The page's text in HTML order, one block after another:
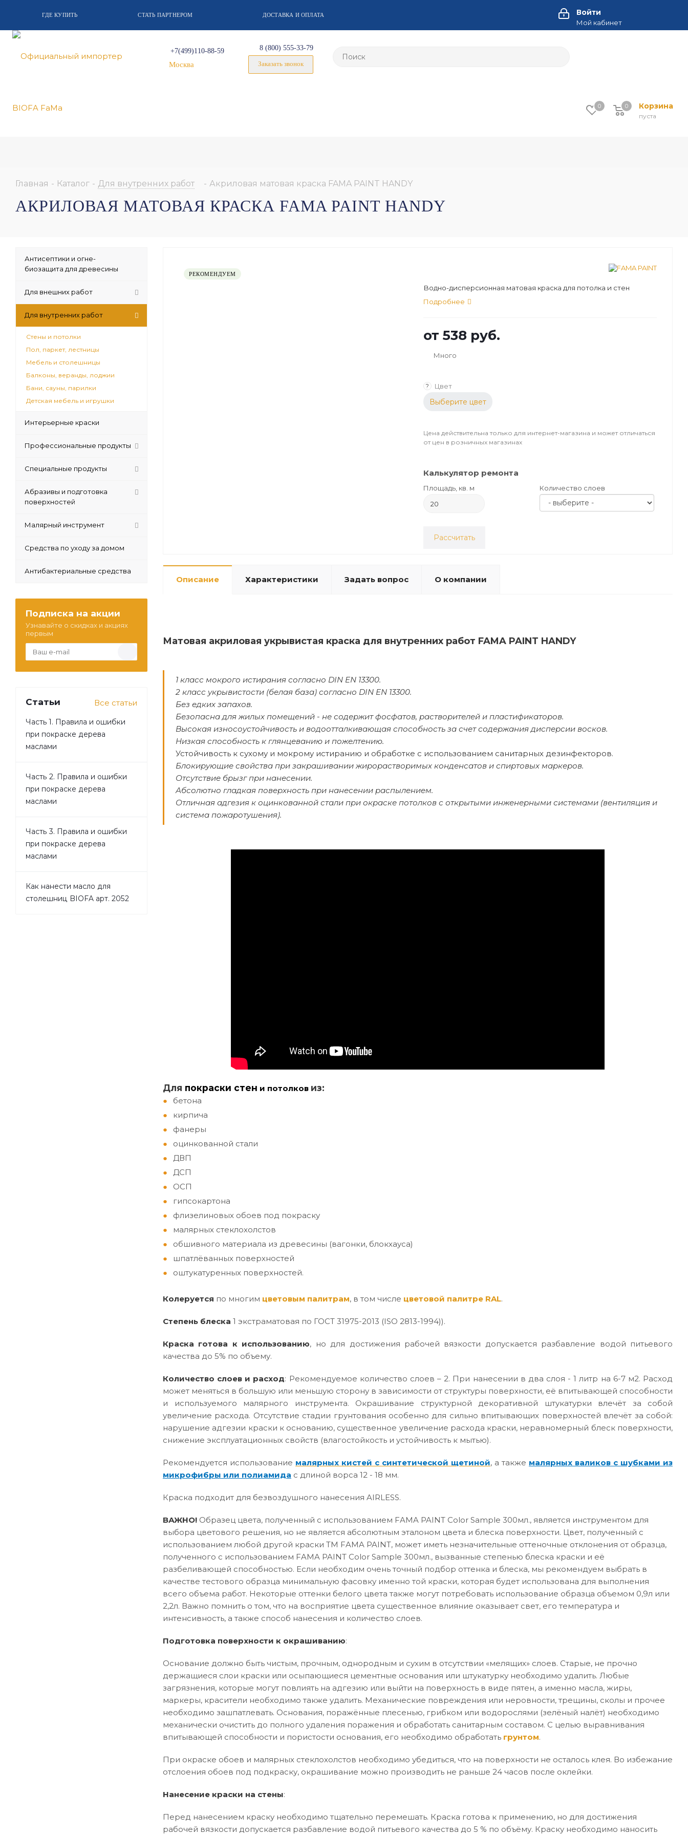
ГДЕ КУПИТЬ СТАТЬ ПАРТНЕРОМ ДОСТАВКА И ОПЛАТА Войти
Мой кабинет
+7(499)110-88-59
Москва
8 (800) 555-33-79
Заказать звонок
0 Корзина
пуста
0
Главная - Каталог - Для внутренних работ - Акриловая матовая краска FAMA PAINT HANDY
АКРИЛОВАЯ МАТОВАЯ КРАСКА FAMA PAINT HANDY
РЕКОМЕНДУЕМ
Водно-дисперсионная матовая краска для потолка и стен
Подробнее
от 538 руб.
Много
? Цвет
Выберите цвет
Цена действительна только для интернет-магазина и может отличаться
от цен в розничных магазинах
Калькулятор ремонта
Площадь, кв. м Количество слоев
Рассчитать
Описание Характеристики Задать вопрос О компании
Матовая акриловая укрывистая краска для внутренних работ FAMA PAINT HANDY
1 класс мокрого истирания согласно DIN EN 13300.
2 класс укрывистости (белая база) согласно DIN EN 13300.
Без едких запахов.
Безопасна для жилых помещений - не содержит фосфатов, растворителей и пластификаторов.
Высокая износоустойчивость и водоотталкивающая способность за счет содержания дисперсии восков.
Низкая способность к глянцеванию и пожелтению.
Устойчивость к сухому и мокрому истиранию и обработке с использованием санитарных дезинфекторов.
Блокирующие свойства при закрашивании жирорастворимых конденсатов и спиртовых маркеров.
Отсутствие брызг при нанесении.
Абсолютно гладкая поверхность при нанесении распылением.
Отличная адгезия к оцинкованной стали при окраске потолков с открытыми инженерными системами (вентиляция и
система пожаротушения).
Для покраски стен и потолков из:
бетона
кирпича
фанеры
оцинкованной стали
ДВП
ДСП
ОСП
гипсокартона
флизелиновых обоев под покраску
малярных стеклохолстов
обшивного материала из древесины (вагонки, блокхауса)
шпатлёванных поверхностей
оштукатуренных поверхностей.
Колеруется по многим цветовым палитрам, в том числе цветовой палитре RAL.
Степень блеска 1 экстраматовая по ГОСТ 31975-2013 (ISO 2813-1994)).
Краска готова к использованию, но для достижения рабочей вязкости допускается разбавление водой питьевого
качества до 5% по объему.
Количество слоев и расход: Рекомендуемое количество слоев – 2. При нанесении в два слоя - 1 литр на 6-7 м2. Расход
может меняться в большую или меньшую сторону в зависимости от структуры поверхности, её впитывающей способности
и используемого малярного инструмента. Окрашивание структурной декоративной штукатурки влечёт за собой
увеличение расхода. Отсутствие стадии грунтования особенно для сильно впитывающих поверхностей влечёт за собой:
нарушение адгезии краски к основанию, существенное увеличение расхода краски, неравномерный блеск поверхности,
снижение эксплуатационных свойств (влагостойкость и устойчивость к мытью).
Рекомендуется использование малярных кистей с синтетической щетиной, а также малярных валиков с шубками из
микрофибры или полиамида с длиной ворса 12 - 18 мм.
Краска подходит для безвоздушного нанесения AIRLESS.
ВАЖНО! Образец цвета, полученный с использованием FAMA PAINT Color Sample 300мл., является инструментом для
выбора цветового решения, но не является абсолютным эталоном цвета и блеска поверхности. Цвет, полученный с
использованием любой другой краски ТМ FAMA PAINT, может иметь незначительные оттеночные отклонения от образца,
полученного с использованием FAMA PAINT Color Sample 300мл., вызванные степенью блеска краски и её
разбеливающей способностью. Если необходим очень точный подбор оттенка и блеска, мы рекомендуем выбрать в
качестве тестового образца минимальную фасовку именно той краски, которая будет использована для выполнения
всего объема работ. Некоторые оттенки белого цвета также могут потребовать использование образца объемом 0,9л или
2,2л. Важно помнить о том, что на восприятие цвета существенное влияние оказывает свет, его температура и
интенсивность, а также способ нанесения и количество слоев.
Подготовка поверхности к окрашиванию:
Основание должно быть чистым, прочным, однородным и сухим в отсутствии «мелящих» слоев. Старые, не прочно
держащиеся слои краски или осыпающиеся цементные основания или штукатурку необходимо удалить. Любые
загрязнения, которые могут повлиять на адгезию или выйти на поверхность в виде пятен, а именно масла, жиры,
маркеры, красители необходимо также удалить. Механические повреждения или неровности, трещины, сколы и прочее
необходимо зашпатлевать. Основания, поражённые плесенью, грибком или водорослями (зелёный налёт) необходимо
механически очистить до полного удаления поражения и обработать санитарным составом. С целью выравнивания
впитывающей способности и пористости основания, его необходимо обработать грунтом.
При окраске обоев и малярных стеклохолстов необходимо убедиться, что на поверхности не осталось клея. Во избежание
отслоения обоев под подкраску, окрашивание можно производить не раньше 24 часов после оклейки.
Нанесение краски на стены:
Перед нанесением краску необходимо тщательно перемешать. Краска готова к применению, но для достижения
рабочей вязкости допускается разбавление водой питьевого качества до 5 % по объёму. Краску необходимо наносить
Антисептики и огне-
биозащита для древесины
Для внешних работ
Для внутренних работ
Стены и потолки
Пол, паркет, лестницы
Мебель и столешницы
Балконы, веранды, лоджии
Бани, сауны, парилки
Детская мебель и игрушки
Интерьерные краски
Профессиональные продукты
Специальные продукты
Абразивы и подготовка
поверхностей
Малярный инструмент
Средства по уходу за домом
Антибактериальные средства
Подписка на акции
Узнавайте о скидках и акциях
первым
Статьи Все статьи
Часть 1. Правила и ошибки
при покраске дерева
маслами
Часть 2. Правила и ошибки
при покраске дерева
маслами
Часть 3. Правила и ошибки
при покраске дерева
маслами
Как нанести масло для
столешниц BIOFA арт. 2052